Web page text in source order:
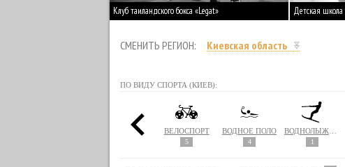
Клуб таиландского бокса «Legat» Детская
СМЕНИТЬ РЕГИОН: Киевская область
ПО ВИДУ СПОРТА (КИЕВ):
ВЕЛОСПОРТ
5
ВОДНОЕ ПОЛО
4 1